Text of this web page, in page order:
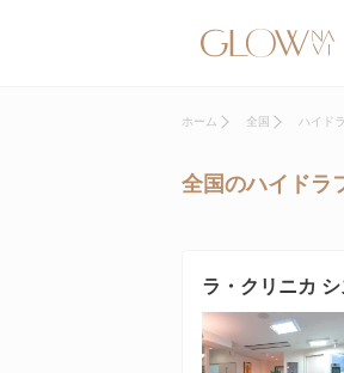
ホーム 全国 ハイド
全国のハイドラ
ラ・クリニカ シ